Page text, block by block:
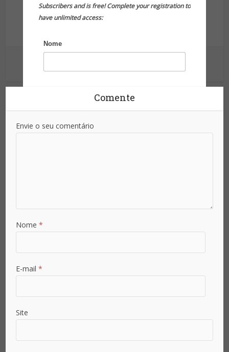
Subscribers and is free! Complete your registration to
have unlimited access:
Nome
Email
País
Site da Segurança
Comente
Envie o seu comentário
Nome*
E-mail*
Site